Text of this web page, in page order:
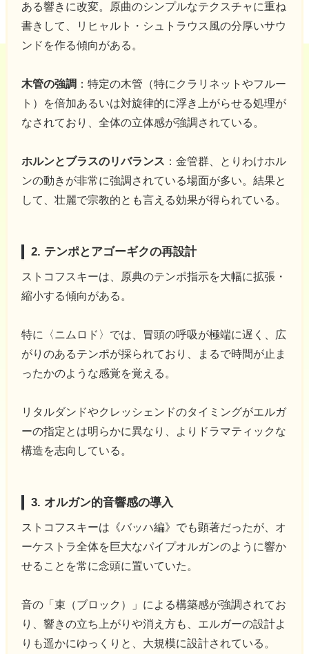
ある響きに改変。原曲のシンプルなテクスチャに重ね
書きして、リヒャルト・シュトラウス風の分厚いサウ
ンドを作る傾向がある。
木管の強調 ：特定の木管（特にクラリネットやフルー
ト）を倍加あるいは対旋律的に浮き上がらせる処理が
なされており、全体の立体感が強調されている。
ホルンとブラスのリバランス ：金管群、とりわけホル
ンの動きが非常に強調されている場面が多い。結果と
して、壮麗で宗教的とも言える効果が得られている。
2. テンポとアゴーギクの再設計
ストコフスキーは、原典のテンポ指示を大幅に拡張・
縮小する傾向がある。
特に〈ニムロド〉では、冒頭の呼吸が極端に遅く、広
がりのあるテンポが採られており、まるで時間が止ま
ったかのような感覚を覚える。
リタルダンドやクレッシェンドのタイミングがエルガ
ーの指定とは明らかに異なり、よりドラマティックな
構造を志向している。
3. オルガン的音響感の導入
ストコフスキーは《バッハ編》でも顕著だったが、オ
ーケストラ全体を巨大なパイプオルガンのように響か
せることを常に念頭に置いていた。
音の「束（ブロック）」による構築感が強調されてお
り、響きの立ち上がりや消え方も、エルガーの設計よ
りも遥かにゆっくりと、大規模に設計されている。